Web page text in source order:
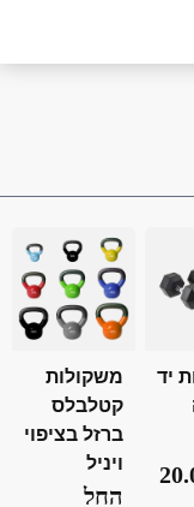
משקולות
קטלבלס
ברזל בציפוי
ויניל